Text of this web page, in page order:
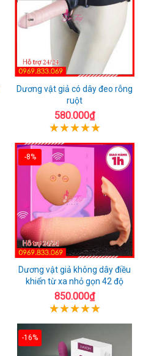
Dương vật giả có dây đeo rỗng
ruột
580.000₫
-8%
Dương vật giả không dây điều
khiển từ xa nhỏ gọn 42 độ
850.000₫
-16%